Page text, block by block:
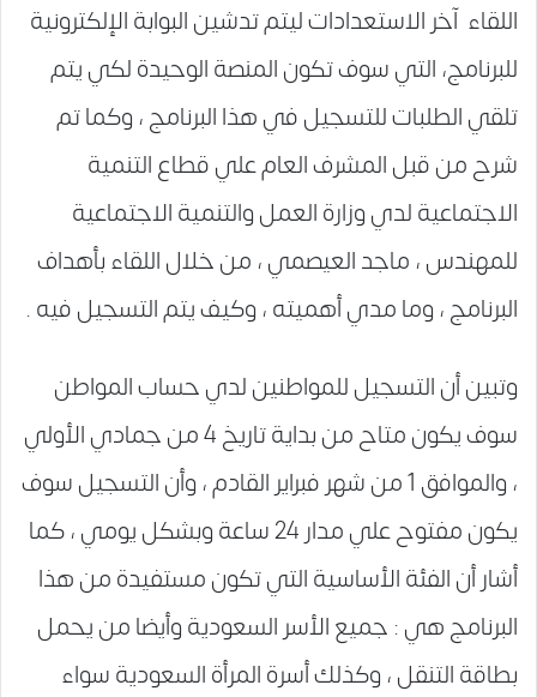
اللقاء آخر الاستعدادات ليتم تدشين البوابة الإلكترونية
للبرنامج، التي سوف تكون المنصة الوحيدة لكي يتم
تلقي الطلبات للتسجيل في هذا البرنامج ، وكما تم
شرح من قبل المشرف العام علي قطاع التنمية
الاجتماعية لدي وزارة العمل والتنمية الاجتماعية
للمهندس ، ماجد العيصمي ، من خلال اللقاء بأهداف
البرنامج ، وما مدي أهميته ، وكيف يتم التسجيل فيه .
وتبين أن التسجيل للمواطنين لدي حساب المواطن
سوف يكون متاح من بداية تاريخ 4 من جمادي الأولي
، والموافق 1 من شهر فبراير القادم ، وأن التسجيل سوف
يكون مفتوح علي مدار 24 ساعة وبشكل يومي ، كما
أشار أن الفئة الأساسية التي تكون مستفيدة من هذا
البرنامج هي : جميع الأسر السعودية وأيضا من يحمل
بطاقة التنقل ، وكذلك أسرة المرأة السعودية سواء